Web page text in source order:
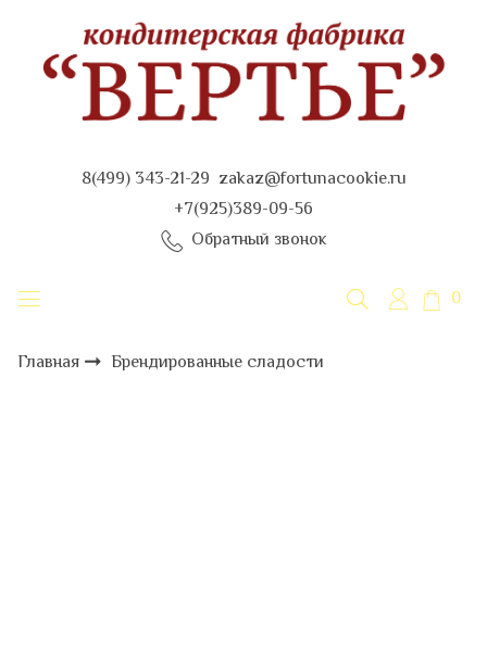
8(499) 343-21-29 zakaz@fortunacookie.ru
+7(925)389-09-56
Обратный звонок
0
Главная Брендированные сладости